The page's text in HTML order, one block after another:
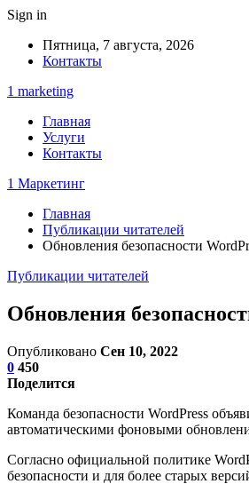
Sign in
Пятница, 7 августа, 2026
Контакты
1 marketing
Главная
Услуги
Контакты
1 Маркетинг
Главная
Публикации читателей
Обновления безопасности
Публикации читателей
Обновления
Опубликовано Сен 10, 2022
0 450
Поделится
Команда безопасности WordPress
автоматическими фоновыми
Согласно официальной политике
безопасности и для более старых